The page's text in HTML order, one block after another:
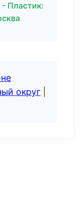
Пластик:
округ